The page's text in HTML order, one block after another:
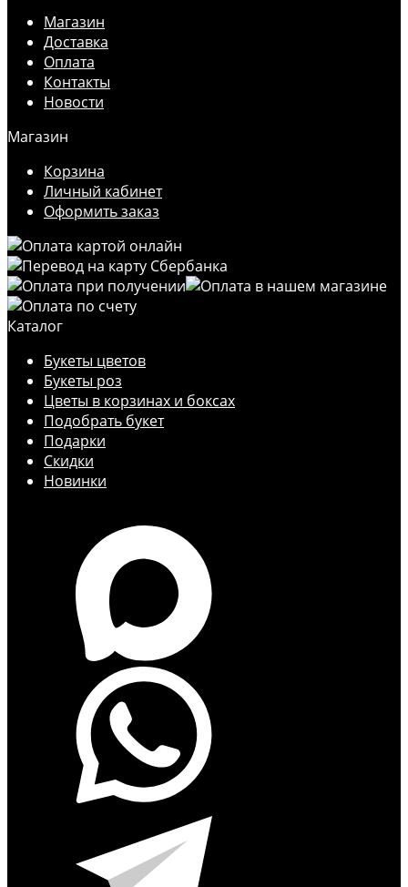
Магазин
Доставка
Оплата
Контакты
Новости
Магазин
Корзина
Личный кабинет
Оформить заказ
Каталог
Букеты цветов
Букеты роз
Цветы в корзинах и боксах
Подобрать букет
Подарки
Скидки
Новинки